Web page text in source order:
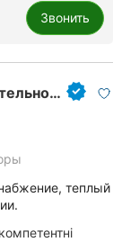
Звонить
Горячая Точка, сеть магазинов отопительной техники
теплый